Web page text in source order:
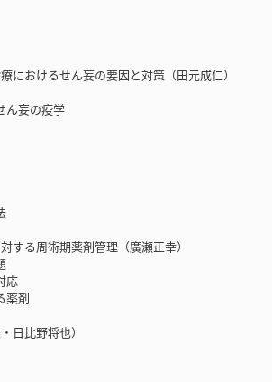
おけるせん妄の要因と対策（田元成仁）
ん妄の疫学
る周術期薬剤管理（廣瀬正幸）
応
薬剤
日比野将也）